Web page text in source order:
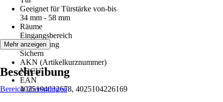
Geeignet für Türstärke von-bis
34 mm - 58 mm
Räume
Eingangsbereich
Anwendung
Sichern
AKN (Artikelkurznummer)
N2CU
EAN
4025104032678, 4025104226169
Mehr anzeigen
Beschreibung
Bereich überspringen